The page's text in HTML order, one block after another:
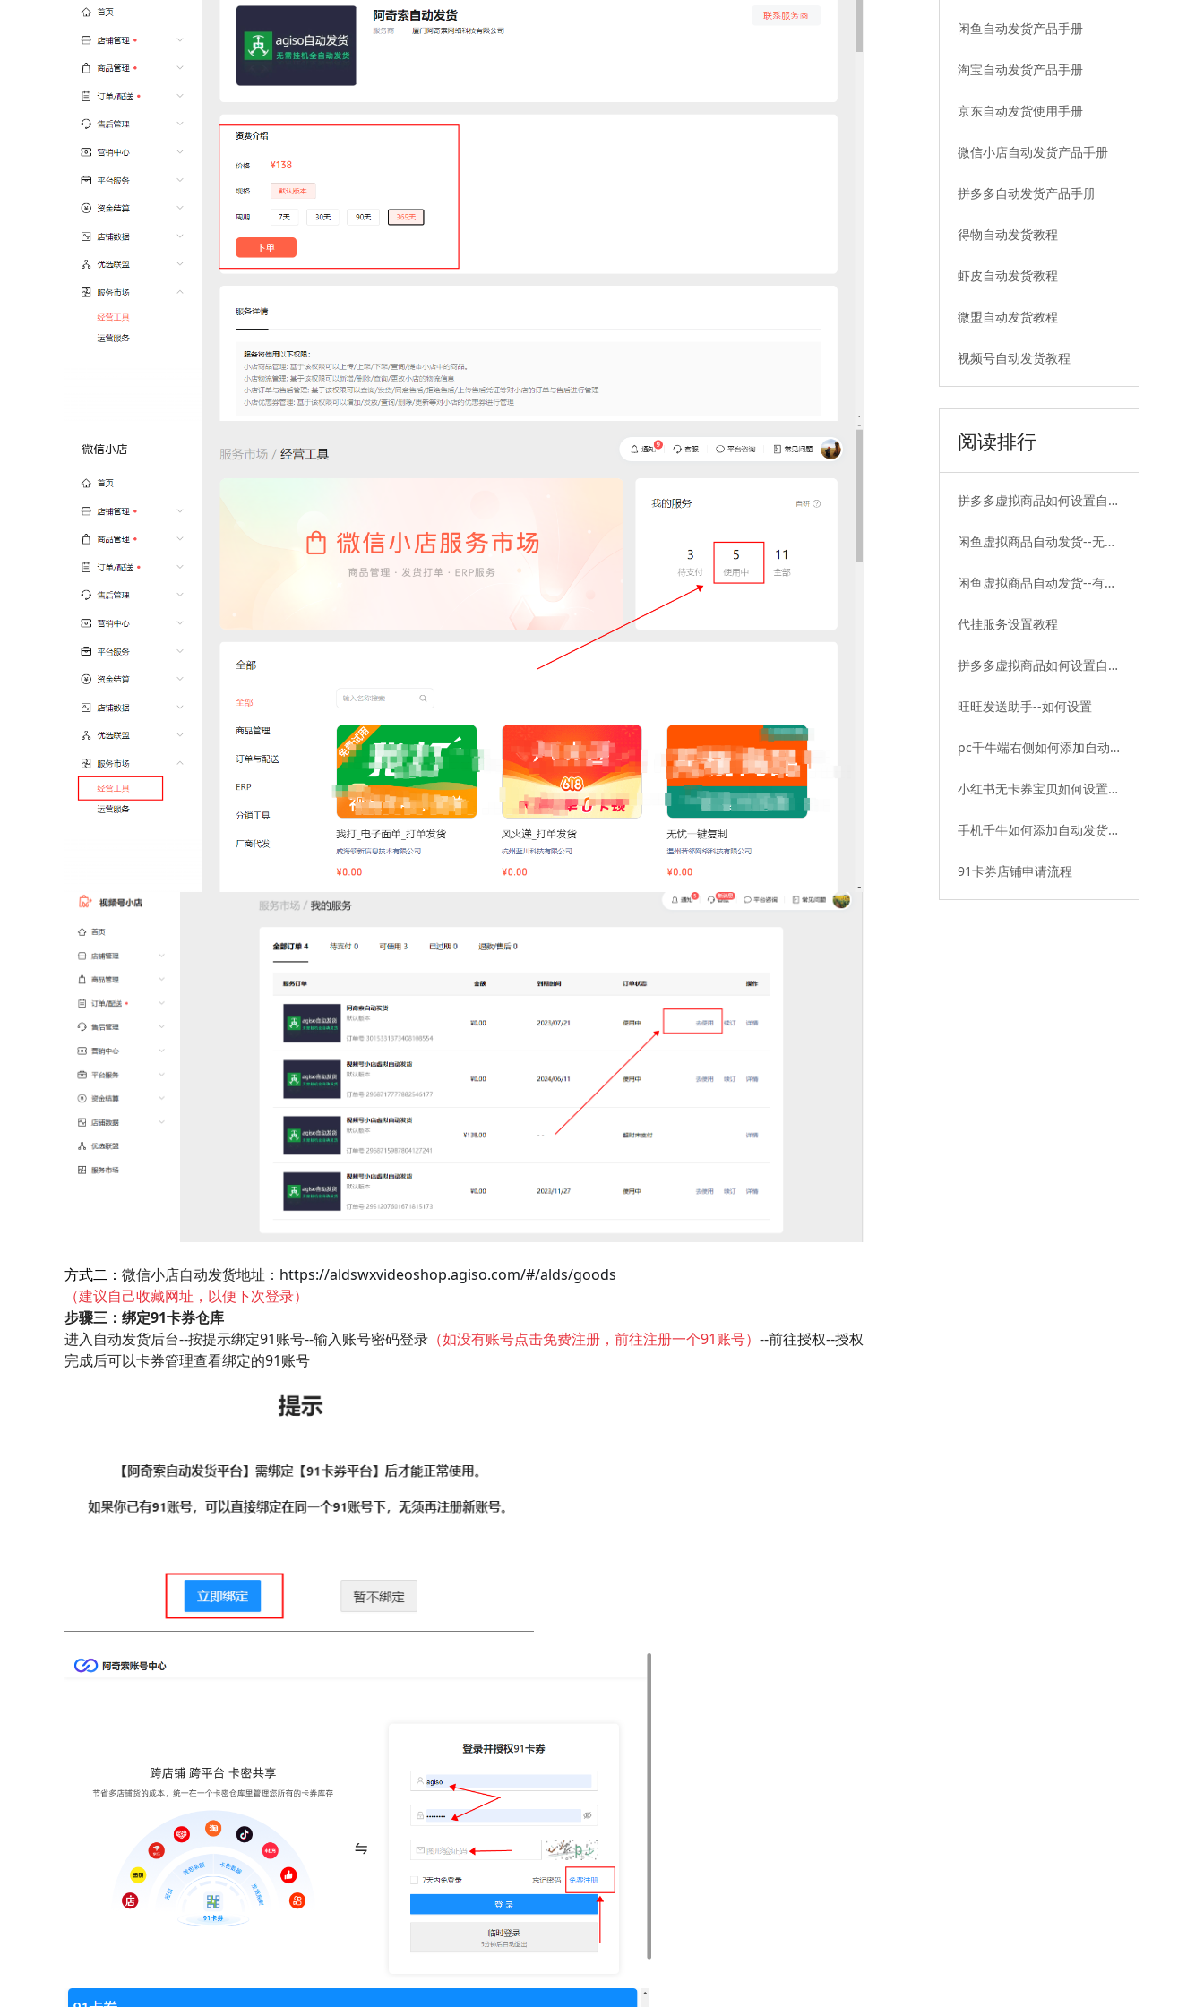
软件使用咨询
扫描二维码或查看聊天示例
点击查看大图
方式二： 微信小店自动发货地址： https://aldswxvideoshop.agiso.com/#/alds/goods
（建议自己收藏网址，以便下次登录）
步骤三：绑定91卡券仓库
进入自动发货后台--按提示绑定91账号--输入账号密码登录 （如没有账号点击免费注册，前往注册一个91账号） --前往授权--授权
完成后可以卡券管理查看绑定的91账号
闲鱼自动发货产品手册
淘宝自动发货产品手册
京东自动发货使用手册
微信小店自动发货产品手册
拼多多自动发货产品手册
得物自动发货教程
虾皮自动发货教程
微盟自动发货教程
视频号自动发货教程
阅读排行
拼多多虚拟商品如何设置自动
闲鱼虚拟商品自动发货--无卡
闲鱼虚拟商品自动发货--有卡
代挂服务设置教程
拼多多虚拟商品如何设置自动
旺旺发送助手--如何设置
pc千牛端右侧如何添加自动
小红书无卡券宝贝如何设置自
手机千牛如何添加自动发货插
91卡券店铺申请流程